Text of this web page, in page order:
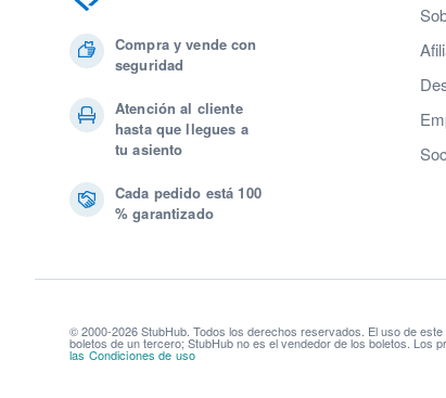
Compra y vende con
seguridad
Atención al cliente
hasta que llegues a
tu asiento
Cada pedido está 100
% garantizado
© 2000-2026 StubHub. Todos los derechos reservados. El uso de
boletos de un tercero; StubHub no es el vendedor de los boletos. Los
las Condiciones de uso